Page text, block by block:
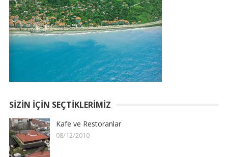
SIZIN İÇIN SEÇTIKLERIMIZ
Kafe ve Restoranlar
08/12/2010